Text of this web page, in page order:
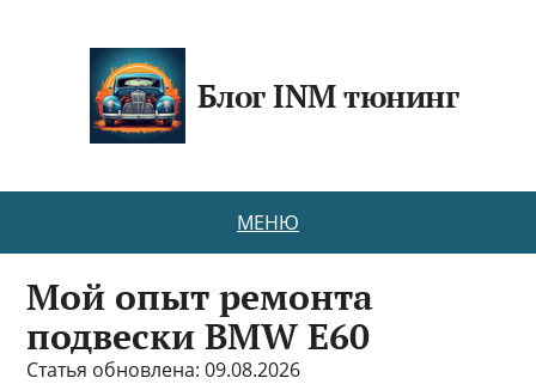
Блог INM тюнинг
МЕНЮ
Мой опыт ремонта
подвески BMW E60
Статья обновлена: 09.08.2026